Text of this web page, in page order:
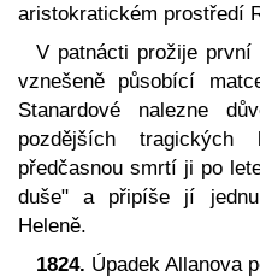
aristokratickém prostředí
V patnácti prožije
vznešeně působící
Stanardové nalezne
pozdějších
předčasnou smrtí ji po
duše" a připíše jí
Heleně.
1824. Úpadek Allanova